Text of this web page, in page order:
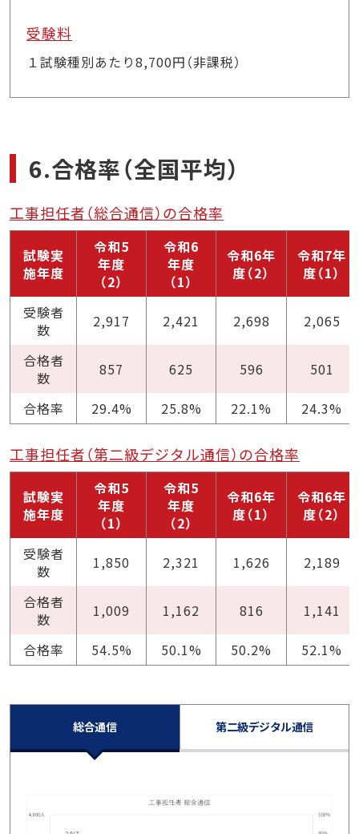
受験料
１試験種別あたり8,700円（非課税）
6.合格率（全国平均）
工事担任者（総合通信）の合格率
試験実
施年度
令和5
年度
（2）
令和6
年度
（1）
令和6年
度（2）
令和7年
度（1）
受験者
数
2,917 2,421 2,698 2,065
合格者
数
857 625 596 501
合格率 29.4% 25.8% 22.1% 24.3%
工事担任者（第二級デジタル通信）の合格率
試験実
施年度
令和5
年度
（1）
令和5
年度
（2）
令和6年
度（1）
令和6年
度（2）
受験者
数
1,850 2,321 1,626 2,189
合格者
数
1,009 1,162 816 1,141
合格率 54.5% 50.1% 50.2% 52.1%
総合通信 第二級デジタル通信